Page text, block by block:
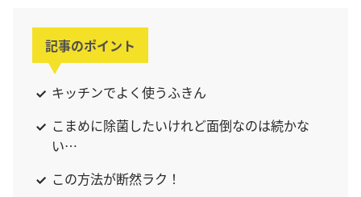
記事のポイント
キッチンでよく使うふきん
こまめに除菌したいけれど面倒なのは続かな
い…
この方法が断然ラク！